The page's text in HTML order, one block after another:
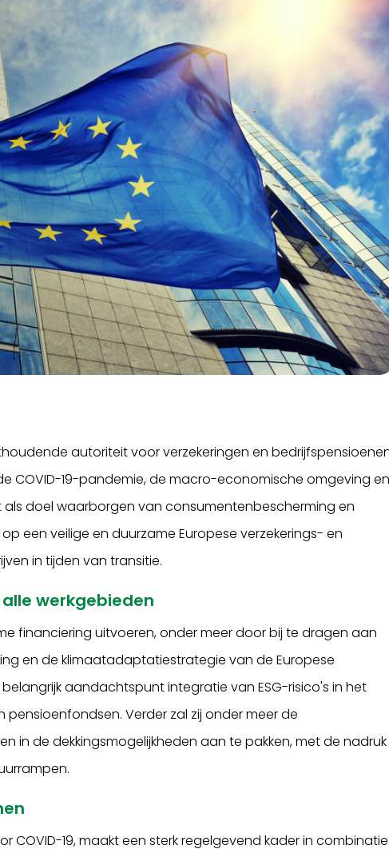
autoriteit voor verzekeringen en
COVID-19-pandemie, de macro-economische omgeving
doel waarborgen van consumentenbescherming en
een veilige en duurzame Europese verzekerings- en
in tijden van transitie.
werkgebieden
financiering uitvoeren, onder meer door bij te dragen aan
en de klimaatadaptatiestrategie van de Europese
belangrijk aandachtspunt integratie van ESG-risico's in het
Verder zal zij onder meer de
in de dekkingsmogelijkheden aan te pakken, met de nadruk
COVID-19, maakt een ​​sterk regelgevend kader in combinatie